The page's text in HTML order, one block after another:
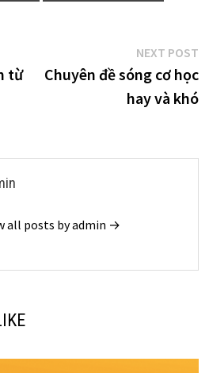
từ
NEXT POST
Chuyên đề sóng cơ học
hay và khó
all posts by admin →